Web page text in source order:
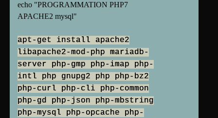
echo "PROGRAMMATION PHP7
APACHE2 mysql"
apt-get install apache2
libapache2-mod-php mariadb-
server php-gmp php-imap php-
intl php gnupg2 php php-bz2
php-curl php-cli php-common
php-gd php-json php-mbstring
php-mysql php-opcache php-